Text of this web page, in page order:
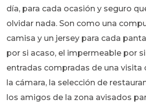
día, para cada ocasión y seguro
olvidar nada. Son como una
camisa y un jersey para cada
por si acaso, el impermeable por si
entradas compradas de una visita
la cámara, la selección de
los amigos de la zona avisados